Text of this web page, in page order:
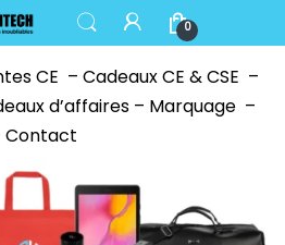
0
CE – Cadeaux CE & CSE –
d’affaires – Marquage –
Contact